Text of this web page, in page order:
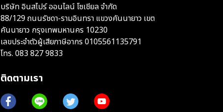
บริษัท อินสไปร์ ออนไลน์ โซเชียล จำกัด
88/129 ถนนรัชดา-รามอินทรา แขวงคันนายาว เขต
คันนายาว กรุงเทพมหานคร 10230
เลขประจำตัวผู้เสียภาษีอากร 0105561135791
โทร. 083 827 9833
ติดตามเรา